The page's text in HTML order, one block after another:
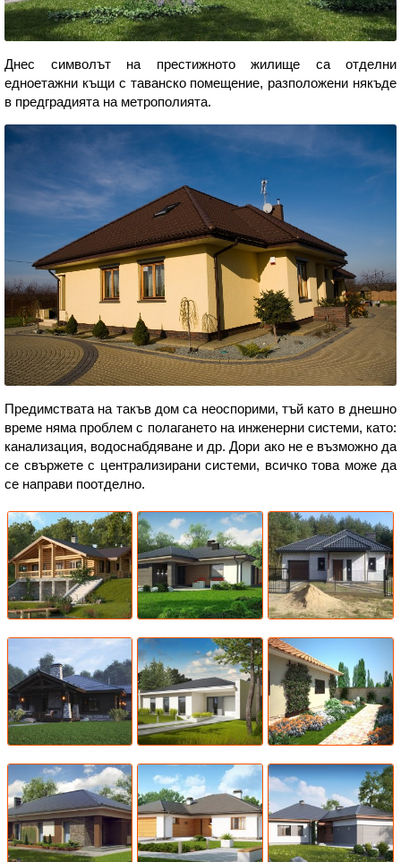
Днес символът на престижното жилище са отделни
едноетажни къщи с таванско помещение, разположени някъде
в предградията на метрополията.
Предимствата на такъв дом са неоспорими, тъй като в днешно
време няма проблем с полагането на инженерни системи, като:
канализация, водоснабдяване и др. Дори ако не е възможно да
се свържете с централизирани системи, всичко това може да
се направи поотделно.